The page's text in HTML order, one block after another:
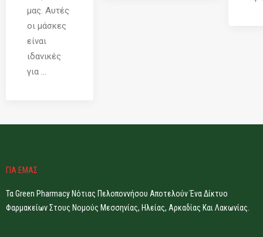
μας. Αυτές
οι μάσκες
είναι
ιδανικές
για ...
ΓΙΑ ΕΜΑΣ
Τα Green Pharmacy Νότιας Πελοποννήσου Αποτελούν Ένα Δίκτυο
Φαρμακείων Στους Νομούς Μεσσηνίας, Ηλείας, Αρκαδίας Και Λακωνίας.